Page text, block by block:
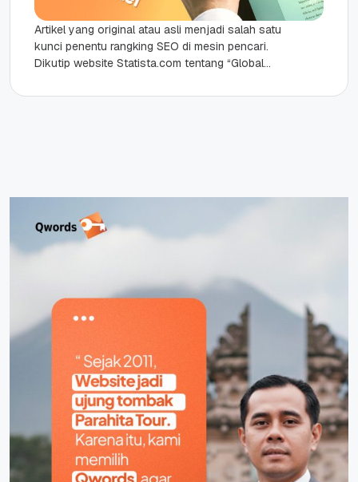
Artikel yang original atau asli menjadi salah satu
kunci penentu rangking SEO di mesin pencari.
Dikutip website Statista.com tentang “Global